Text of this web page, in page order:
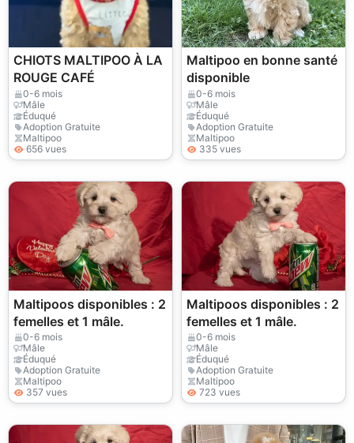
CHIOTS MALTIPOO À LA
ROUGE CAFÉ
0-6 mois
Mâle
Éduqué
Adoption Gratuite
Maltipoo
656 vues
Maltipoo en bonne santé
disponible
0-6 mois
Mâle
Éduqué
Adoption Gratuite
Maltipoo
335 vues
Maltipoos disponibles : 2
femelles et 1 mâle.
0-6 mois
Mâle
Éduqué
Adoption Gratuite
Maltipoo
357 vues
Maltipoos disponibles : 2
femelles et 1 mâle.
0-6 mois
Mâle
Éduqué
Adoption Gratuite
Maltipoo
723 vues